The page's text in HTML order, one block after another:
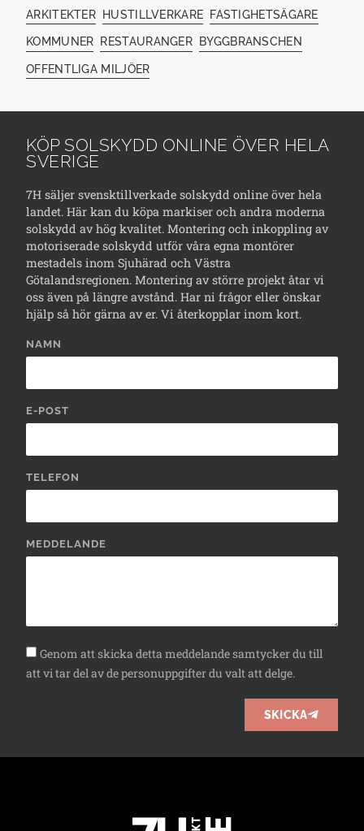
ARKITEKTER HUSTILLVERKARE FASTIGHETSÄGARE
KOMMUNER RESTAURANGER BYGGBRANSCHEN
OFFENTLIGA MILJÖER
KÖP SOLSKYDD ONLINE ÖVER HELA
SVERIGE
7H säljer svensktillverkade solskydd online över hela
landet. Här kan du köpa markiser och andra moderna
solskydd av hög kvalitet. Montering och inkoppling av
motoriserade solskydd utför våra egna montörer
mestadels inom Sjuhärad och Västra
Götalandsregionen. Montering av större projekt åtar vi
oss även på längre avstånd. Har ni frågor eller önskar
hjälp så hör gärna av er. Vi återkopplar inom kort.
NAMN
E-POST
TELEFON
MEDDELANDE
Genom att skicka detta meddelande samtycker du till
att vi tar del av de personuppgifter du valt att delge.
SKICKA